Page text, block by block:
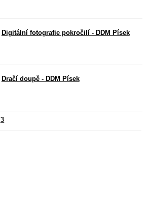
Digitální fotografie pokročilí - DDM Písek
Dračí doupě - DDM Písek
3